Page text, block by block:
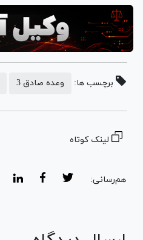
برچسب ها: وعده صادق 3
لینک کوتاه
هم‌رسانی: